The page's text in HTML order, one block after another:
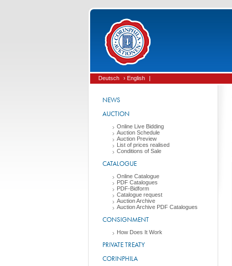
Deutsch › English |
NEWS
AUCTION
Online Live Bidding
Auction Schedule
Auction Preview
List of prices realised
Conditions of Sale
CATALOGUE
Online Catalogue
PDF Catalogues
PDF-Bidform
Catalogue request
Auction Archive
Auction Archive PDF Catalogues
CONSIGNMENT
How Does It Work
PRIVATE TREATY
CORINPHILA